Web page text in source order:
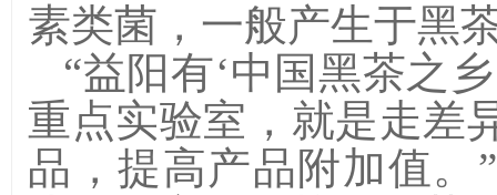
素类菌，一般产生于黑
“益阳有‘中国黑茶之
重点实验室，就是走差
品，提高产品附加值。